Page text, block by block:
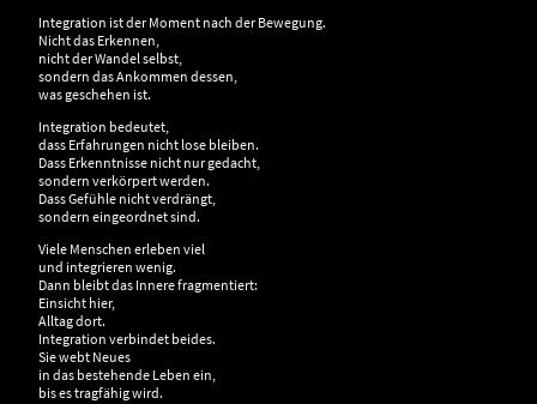
Integration ist der Moment nach der Bewegung.
Nicht das Erkennen,
nicht der Wandel selbst,
sondern das Ankommen dessen,
was geschehen ist.
Integration bedeutet,
dass Erfahrungen nicht lose bleiben.
Dass Erkenntnisse nicht nur gedacht,
sondern verkörpert werden.
Dass Gefühle nicht verdrängt,
sondern eingeordnet sind.
Viele Menschen erleben viel
und integrieren wenig.
Dann bleibt das Innere fragmentiert:
Einsicht hier,
Alltag dort.
Integration verbindet beides.
Sie webt Neues
in das bestehende Leben ein,
bis es tragfähig wird.